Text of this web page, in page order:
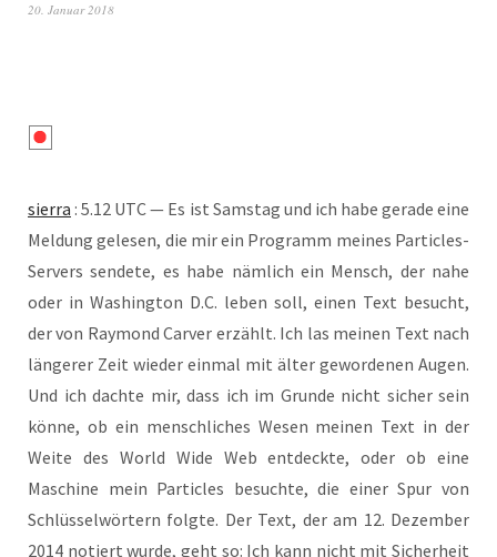
20. Januar 2018
sier­ra : 5.12 UTC — Es ist Sams­tag und ich habe gera­de eine
Mel­dung gele­sen, die mir ein Pro­gramm mei­nes Par­tic­les-
Ser­vers sen­de­te, es habe näm­lich ein Mensch, der nahe
oder in Washing­ton D.C. leben soll, einen Text besucht,
der von Ray­mond Car­ver erzählt. Ich las mei­nen Text nach
län­ge­rer Zeit wie­der ein­mal mit älter gewor­de­nen Augen.
Und ich dach­te mir, dass ich im Grun­de nicht sicher sein
kön­ne, ob ein mensch­li­ches Wesen mei­nen Text in der
Wei­te des World Wide Web ent­deck­te, oder ob eine
Maschi­ne mein Par­tic­les besuch­te, die einer Spur von
Schlüs­sel­wör­tern folg­te. Der Text, der am 12. Dezem­ber
2014 notiert wur­de, geht so: Ich kann nicht mit Sicher­heit